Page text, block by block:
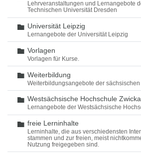
Lehrveranstaltungen und Lernangebote
Technischen Universität Dresden
Ordner
Universität Leipzig
Lernangebote der Universität Leipzig
Ordner
Vorlagen
Vorlagen für Kurse.
Ordner
Weiterbildung
Weiterbildungsangebote der
Ordner
Westsächsische Hochschule
Lernangebote der Westsächsische
Ordner
freie Lerninhalte
Lerninhalte, die aus verschiedensten
stammen und zur freien, meist
Nutzung freigegeben sind.